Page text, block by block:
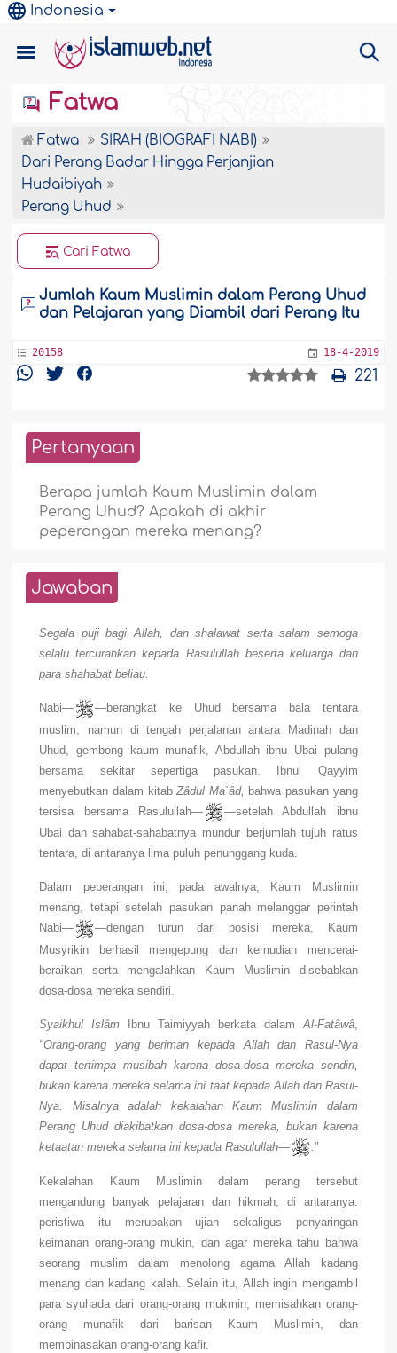
Indonesia
Fatwa
Fatwa
SIRAH (BIOGRAFI NABI)
Dari Perang Badar Hingga Perjanjian
Hudaibiyah
Perang Uhud
Cari Fatwa
Jumlah Kaum Muslimin dalam Perang Uhud
dan Pelajaran yang Diambil dari Perang Itu
20158 18-4-2019
221
Pertanyaan
Berapa jumlah Kaum Muslimin dalam
Perang Uhud? Apakah di akhir
peperangan mereka menang?
Jawaban
Segala puji bagi Allah, dan shalawat serta salam semoga
selalu tercurahkan kepada Rasulullah beserta keluarga dan
para shahabat beliau.
Nabi—
—berangkat ke Uhud bersama bala tentara
muslim, namun di tengah perjalanan antara Madinah dan
Uhud, gembong kaum munafik, Abdullah ibnu Ubai pulang
bersama sekitar sepertiga pasukan. Ibnul Qayyim
menyebutkan dalam kitabZâdul Ma`âd, bahwa pasukan yang
tersisa bersama Rasulullah—
—setelah Abdullah ibnu
Ubai dan sahabat-sahabatnya mundur berjumlah tujuh ratus
tentara, di antaranya lima puluh penunggang kuda.
Dalam peperangan ini, pada awalnya, Kaum Muslimin
menang, tetapi setelah pasukan panah melanggar perintah
Nabi—
—dengan turun dari posisi mereka, Kaum
Musyrikin berhasil mengepung dan kemudian mencerai-
beraikan serta mengalahkan Kaum Muslimin disebabkan
dosa-dosa mereka sendiri.
Syaikhul Islâm Ibnu Taimiyyah berkata dalam Al-Fatâwâ,
"Orang-orang yang beriman kepada Allah dan Rasul-Nya
dapat tertimpa musibah karena dosa-dosa mereka sendiri,
bukan karena mereka selama ini taat kepada Allah dan Rasul-
Nya. Misalnya adalah kekalahan Kaum Muslimin dalam
Perang Uhud diakibatkan dosa-dosa mereka, bukan karena
ketaatan mereka selama ini kepada Rasulullah—
."
Kekalahan Kaum Muslimin dalam perang tersebut
mengandung banyak pelajaran dan hikmah, di antaranya:
peristiwa itu merupakan ujian sekaligus penyaringan
keimanan orang-orang mukin, dan agar mereka tahu bahwa
seorang muslim dalam menolong agama Allah kadang
menang dan kadang kalah. Selain itu, Allah ingin mengambil
para syuhada dari orang-orang mukmin, memisahkan orang-
orang munafik dari barisan Kaum Muslimin, dan
membinasakan orang-orang kafir.